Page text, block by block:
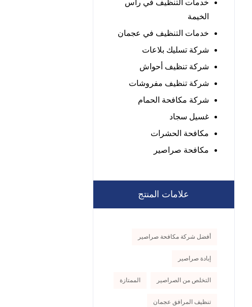
خدمات التنظيف في راس
الخيمة
خدمات التنظيف في عجمان
شركة تسليك بلاعات
شركة تنظيف أحواش
شركة تنظيف مفروشات
شركة مكافحة الحمام
غسيل سجاد
مكافحة الحشرات
مكافحة صراصير
علامات المنتج
أفضل شركة مكافحة صراصير
إبادة صراصير
التخلص من الصراصير الممتازة
تنظيف المرافق عجمان